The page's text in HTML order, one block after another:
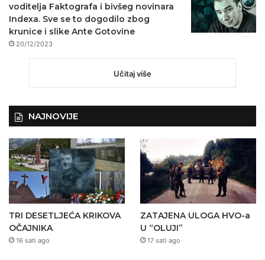
voditelja Faktografa i bivšeg novinara
Indexa. Sve se to dogodilo zbog
krunice i slike Ante Gotovine
20/12/2023
Učitaj više
NAJNOVIJE
TRI DESETLJEĆA KRIKOVA
OČAJNIKA
16 sati ago
ZATAJENA ULOGA HVO-a
U “OLUJI”
17 sati ago